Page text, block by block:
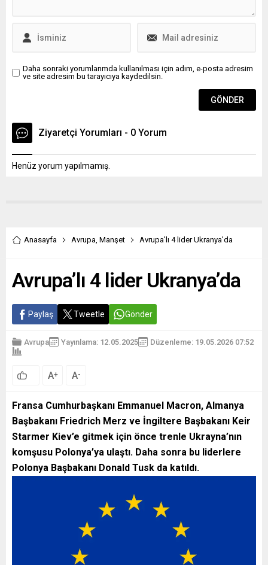
Daha sonraki yorumlarımda kullanılması için adım, e-posta adresim
ve site adresim bu tarayıcıya kaydedilsin.
Ziyaretçi Yorumları - 0 Yorum
Henüz yorum yapılmamış.
Anasayfa Avrupa, Manşet Avrupa’lı 4 lider Ukranya’da
Avrupa’lı 4 lider Ukranya’da
Paylaş Tweetle Gönder
Avrupa Yayınlama: 12.05.2025 Düzenleme: 19.05.2026 07:52
A+ A-
Fransa Cumhurbaşkanı Emmanuel Macron, Almanya
Başbakanı Friedrich Merz ve İngiltere Başbakanı Keir
Starmer Kiev’e gitmek için önce trenle Ukrayna’nın
komşusu Polonya’ya ulaştı. Daha sonra bu liderlere
Polonya Başbakanı Donald Tusk da katıldı.